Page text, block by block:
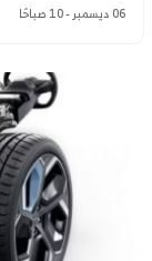
06 ديسمبر - 10 صباحًا